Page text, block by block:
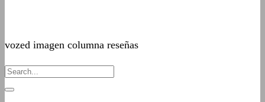
vozed imagen columna reseñas